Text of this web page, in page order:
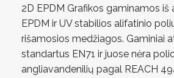
2D EPDM Grafikos gaminamos iš
EPDM ir UV stabilios alifatinio
rišamosios medžiagos. Gaminiai
standartus EN71 ir juose nėra
angliavandenilių pagal REACH